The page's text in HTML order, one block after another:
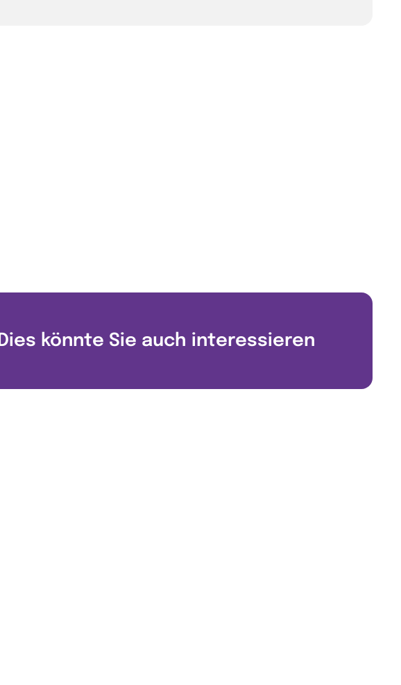
Dies könnte Sie auch interessieren